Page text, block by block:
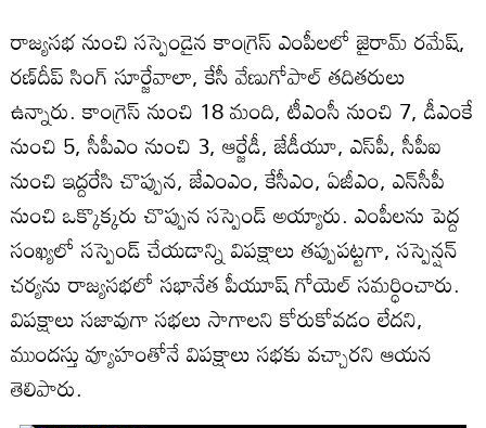
రాజ్యసభ నుంచి సస్పెండైన కాంగ్రెస్ ఎంపీలలో జైరామ్ రమేష్,
రణ్‌దీప్ సింగ్ సూర్జేవాలా, కేసీ వేణుగోపాల్ తదితరులు
ఉన్నారు. కాంగ్రెస్ నుంచి 18 మంది, టీఎంసీ నుంచి 7, డీఎంకే
నుంచి 5, సీపీఎం నుంచి 3, ఆర్జేడీ, జేడీయూ, ఎస్‌పీ, సీపీఐ
నుంచి ఇద్దరేసి చొప్పున, జేఎంఎం, కేసీఎం, ఏజీఎం, ఎన్‌సీపీ
నుంచి ఒక్కొక్కరు చొప్పున సస్పెండ్ అయ్యారు. ఎంపీలను పెద్ద
సంఖ్యలో సస్పెండ్ చేయడాన్ని విపక్షాలు తప్పుపట్టగా, సస్పెన్షన్
చర్యను రాజ్యసభలో సభానేత పీయూష్ గోయెల్ సమర్ధించారు.
విపక్షాలు సజావుగా సభలు సాగాలని కోరుకోవడం లేదని,
ముందస్తు వ్యూహంతోనే విపక్షాలు సభకు వచ్చారని ఆయన
తెలిపారు.